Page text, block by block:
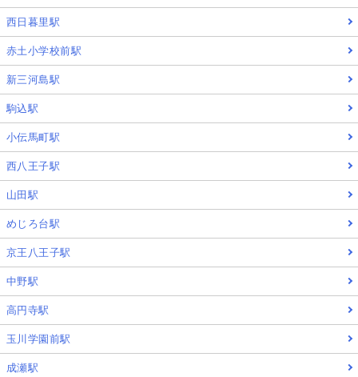
西日暮里駅
赤土小学校前駅
新三河島駅
駒込駅
小伝馬町駅
西八王子駅
山田駅
めじろ台駅
京王八王子駅
中野駅
高円寺駅
玉川学園前駅
成瀬駅